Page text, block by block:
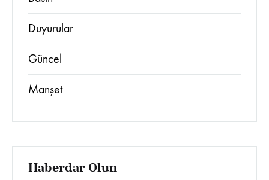
Duyurular
Güncel
Manşet
Haberdar Olun